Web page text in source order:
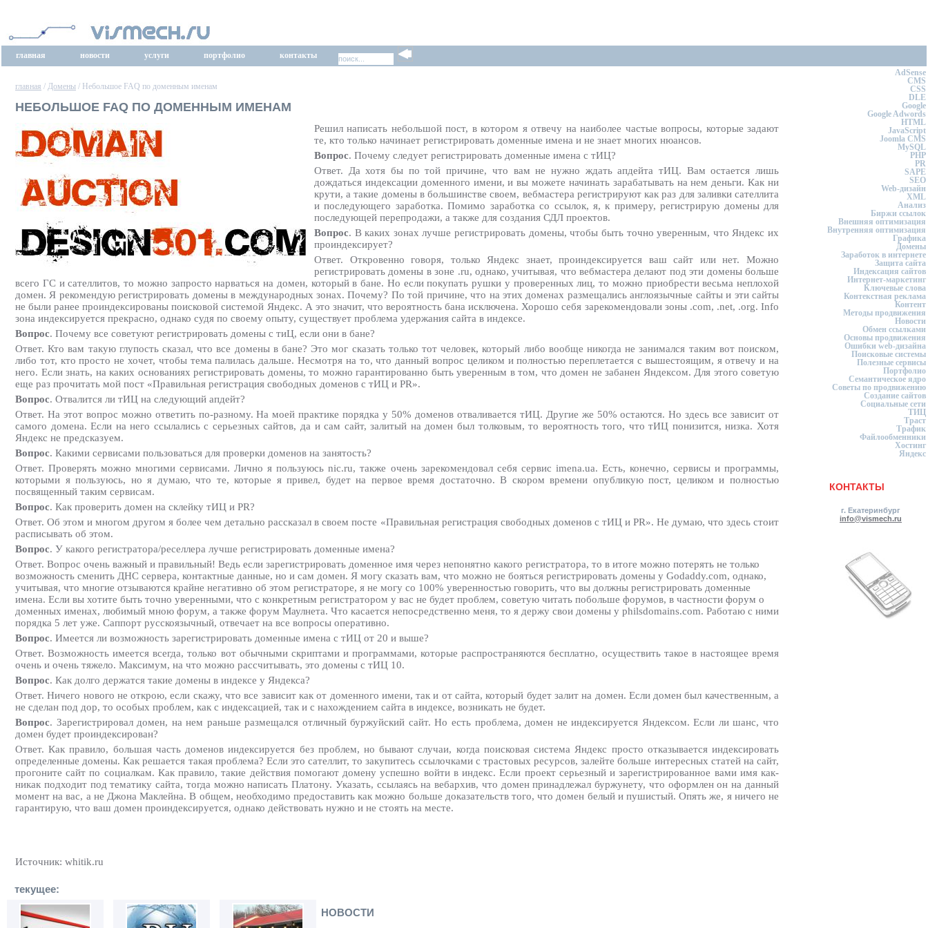
главная новости услуги портфолио контакты
главная / Домены / Небольшое FAQ по доменным именам
НЕБОЛЬШОЕ FAQ ПО ДОМЕННЫМ ИМЕНАМ
Решил написать небольшой пост, в котором я отвечу на наиболее частые вопросы, которые задают
те, кто только начинает регистрировать доменные имена и не знает многих нюансов.
Вопрос. Почему следует регистрировать доменные имена с тИЦ?
Ответ. Да хотя бы по той причине, что вам не нужно ждать апдейта тИЦ. Вам остается лишь
дождаться индексации доменного имени, и вы можете начинать зарабатывать на нем деньги. Как ни
крути, а такие домены в большинстве своем, вебмастера регистрируют как раз для заливки сателлита
и последующего заработка. Помимо заработка со ссылок, я, к примеру, регистрирую домены для
последующей перепродажи, а также для создания СДЛ проектов.
Вопрос. В каких зонах лучше регистрировать домены, чтобы быть точно уверенным, что Яндекс их
проиндексирует?
Ответ. Откровенно говоря, только Яндекс знает, проиндексируется ваш сайт или нет. Можно
регистрировать домены в зоне .ru, однако, учитывая, что вебмастера делают под эти домены больше
всего ГС и сателлитов, то можно запросто нарваться на домен, который в бане. Но если покупать рушки у проверенных лиц, то можно приобрести весьма неплохой
домен. Я рекомендую регистрировать домены в международных зонах. Почему? По той причине, что на этих доменах размещались англоязычные сайты и эти сайты
не были ранее проиндексированы поисковой системой Яндекс. А это значит, что вероятность бана исключена. Хорошо себя зарекомендовали зоны .com, .net, .org. Info
зона индексируется прекрасно, однако судя по своему опыту, существует проблема удержания сайта в индексе.
Вопрос. Почему все советуют регистрировать домены с тиЦ, если они в бане?
Ответ. Кто вам такую глупость сказал, что все домены в бане? Это мог сказать только тот человек, который либо вообще никогда не занимался таким вот поиском,
либо тот, кто просто не хочет, чтобы тема палилась дальше. Несмотря на то, что данный вопрос целиком и полностью переплетается с вышестоящим, я отвечу и на
него. Если знать, на каких основаниях регистрировать домены, то можно гарантированно быть уверенным в том, что домен не забанен Яндексом. Для этого советую
еще раз прочитать мой пост «Правильная регистрация свободных доменов с тИЦ и PR».
Вопрос. Отвалится ли тИЦ на следующий апдейт?
Ответ. На этот вопрос можно ответить по-разному. На моей практике порядка у 50% доменов отваливается тИЦ. Другие же 50% остаются. Но здесь все зависит от
самого домена. Если на него ссылались с серьезных сайтов, да и сам сайт, залитый на домен был толковым, то вероятность того, что тИЦ понизится, низка. Хотя
Яндекс не предсказуем.
Вопрос. Какими сервисами пользоваться для проверки доменов на занятость?
Ответ. Проверять можно многими сервисами. Лично я пользуюсь nic.ru, также очень зарекомендовал себя сервис imena.ua. Есть, конечно, сервисы и программы,
которыми я пользуюсь, но я думаю, что те, которые я привел, будет на первое время достаточно. В скором времени опубликую пост, целиком и полностью
посвященный таким сервисам.
Вопрос. Как проверить домен на склейку тИЦ и PR?
Ответ. Об этом и многом другом я более чем детально рассказал в своем посте «Правильная регистрация свободных доменов с тИЦ и PR». Не думаю, что здесь стоит
расписывать об этом.
Вопрос. У какого регистратора/реселлера лучше регистрировать доменные имена?
Ответ. Вопрос очень важный и правильный! Ведь если зарегистрировать доменное имя через непонятно какого регистратора, то в итоге можно потерять не только
возможность сменить ДНС сервера, контактные данные, но и сам домен. Я могу сказать вам, что можно не бояться регистрировать домены у Godaddy.com, однако,
учитывая, что многие отзываются крайне негативно об этом регистраторе, я не могу со 100% уверенностью говорить, что вы должны регистрировать доменные
имена. Если вы хотите быть точно уверенными, что с конкретным регистратором у вас не будет проблем, советую читать побольше форумов, в частности форум о
доменных именах, любимый мною форум, а также форум Маулнета. Что касается непосредственно меня, то я держу свои домены у philsdomains.com. Работаю с ними
порядка 5 лет уже. Саппорт русскоязычный, отвечает на все вопросы оперативно.
Вопрос. Имеется ли возможность зарегистрировать доменные имена с тИЦ от 20 и выше?
Ответ. Возможность имеется всегда, только вот обычными скриптами и программами, которые распространяются бесплатно, осуществить такое в настоящее время
очень и очень тяжело. Максимум, на что можно рассчитывать, это домены с тИЦ 10.
Вопрос. Как долго держатся такие домены в индексе у Яндекса?
Ответ. Ничего нового не открою, если скажу, что все зависит как от доменного имени, так и от сайта, который будет залит на домен. Если домен был качественным, а
не сделан под дор, то особых проблем, как с индексацией, так и с нахождением сайта в индексе, возникать не будет.
Вопрос. Зарегистрировал домен, на нем раньше размещался отличный буржуйский сайт. Но есть проблема, домен не индексируется Яндексом. Если ли шанс, что
домен будет проиндексирован?
Ответ. Как правило, большая часть доменов индексируется без проблем, но бывают случаи, когда поисковая система Яндекс просто отказывается индексировать
определенные домены. Как решается такая проблема? Если это сателлит, то закупитесь ссылочками с трастовых ресурсов, залейте больше интересных статей на сайт,
прогоните сайт по социалкам. Как правило, такие действия помогают домену успешно войти в индекс. Если проект серьезный и зарегистрированное вами имя как-
никак подходит под тематику сайта, тогда можно написать Платону. Указать, ссылаясь на вебархив, что домен принадлежал буржунету, что оформлен он на данный
момент на вас, а не Джона Маклейна. В общем, необходимо предоставить как можно больше доказательств того, что домен белый и пушистый. Опять же, я ничего не
гарантирую, что ваш домен проиндексируется, однако действовать нужно и не стоять на месте.
Источник: whitik.ru
AdSense
CMS
CSS
DLE
Google
Google Adwords
HTML
JavaScript
Joomla CMS
MySQL
PHP
PR
SAPE
SEO
Web-дизайн
XML
Анализ
Биржи ссылок
Внешняя оптимизация
Внутренняя оптимизация
Графика
Домены
Заработок в интернете
Защита сайта
Индексация сайтов
Интернет-маркетинг
Ключевые слова
Контекстная реклама
Контент
Методы продвижения
Новости
Обмен ссылками
Основы продвижения
Ошибки web-дизайна
Поисковые системы
Полезные сервисы
Портфолио
Семантическое ядро
Советы по продвижению
Создание сайтов
Социальные сети
ТИЦ
Траст
Трафик
Файлообменники
Хостинг
Яндекс
КОНТАКТЫ
г. Екатеринбург
info@vismech.ru
текущее:
НОВОСТИ